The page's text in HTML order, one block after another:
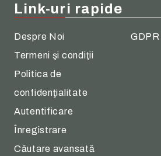
Link-uri rapide
Despre Noi
Termeni şi condiţii
Politica de
confidenţialitate
Autentificare
Înregistrare
Căutare avansată